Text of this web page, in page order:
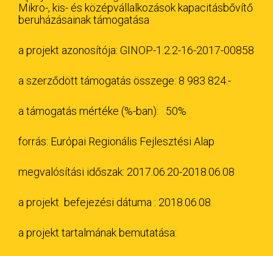
Mikro-, kis- és középvállalkozások kapacitásbővítő
beruházásainak támogatása
a projekt azonosítója: GINOP-1.2.2-16-2017-00858
a szerződött támogatás összege: 8 983 824.-
a támogatás mértéke (%-ban): 50%
forrás: Európai Regionális Fejlesztési Alap
megvalósítási időszak: 2017.06.20-2018.06.08
a projekt befejezési dátuma : 2018.06.08.
a projekt tartalmának bemutatása: